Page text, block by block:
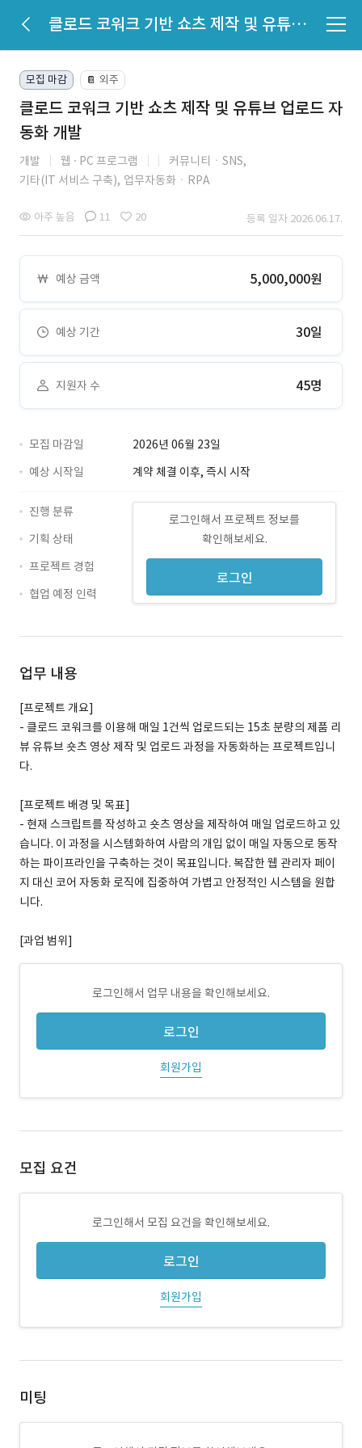
클로드 코워크 기반 쇼츠 제작 및 유튜브 업로드 자동화 개발
모집 마감 📔 외주
클로드 코워크 기반 쇼츠 제작 및 유튜브 업로드 자
동화 개발
개발 웹 PC 프로그램
커뮤니티ㆍSNS,
기타(IT 서비스 구축), 업무자동화ㆍRPA
아주 높음 11 20 등록 일자 2026.06.17.
예상 금액 5,000,000원
예상 기간 30일
지원자 수 45명
모집 마감일
2026년 06월 23일
예상 시작일
계약 체결 이후, 즉시 시작
로그인해서 프로젝트 정보를
확인해보세요.
로그인
진행 분류
기획 상태
프로젝트 경험
협업 예정 인력
업무 내용
[프로젝트 개요]
- 클로드 코워크를 이용해 매일 1건씩 업로드되는 15초 분량의 제품 리
뷰 유튜브 숏츠 영상 제작 및 업로드 과정을 자동화하는 프로젝트입니
다.
[프로젝트 배경 및 목표]
- 현재 스크립트를 작성하고 숏츠 영상을 제작하여 매일 업로드하고 있
습니다. 이 과정을 시스템화하여 사람의 개입 없이 매일 자동으로 동작
하는 파이프라인을 구축하는 것이 목표입니다. 복잡한 웹 관리자 페이
지 대신 코어 자동화 로직에 집중하여 가볍고 안정적인 시스템을 원합
니다.
[과업 범위]
로그인해서 업무 내용을 확인해보세요.
로그인
회원가입
모집 요건
로그인해서 모집 요건을 확인해보세요.
로그인
회원가입
미팅